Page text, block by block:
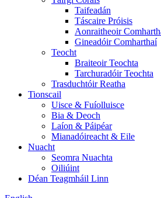
Taifeadán
Táscaire Próisis
Aonraitheoir
Gineadóir Comharthaí
Teocht
Braiteoir Teochta
Tarchuradóir Teochta
Trasduchtóir Reatha
Tionscail
Uisce & Fuíolluisce
Bia & Deoch
Laíon & Páipéar
Mianadóireacht & Eile
Nuacht
Seomra Nuachta
Oiliúint
Déan Teagmháil Linn